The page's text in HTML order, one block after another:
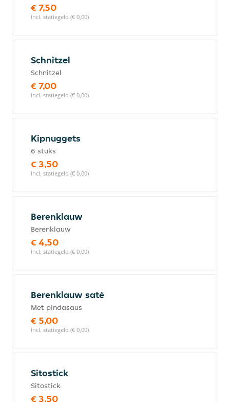
€ 7,50
incl. statiegeld (€ 0,00)
Schnitzel
Schnitzel
€ 7,00
incl. statiegeld (€ 0,00)
Kipnuggets
6 stuks
€ 3,50
incl. statiegeld (€ 0,00)
Berenklauw
Berenklauw
€ 4,50
incl. statiegeld (€ 0,00)
Berenklauw saté
Met pindasaus
€ 5,00
incl. statiegeld (€ 0,00)
Sitostick
Sitostick
€ 3,50